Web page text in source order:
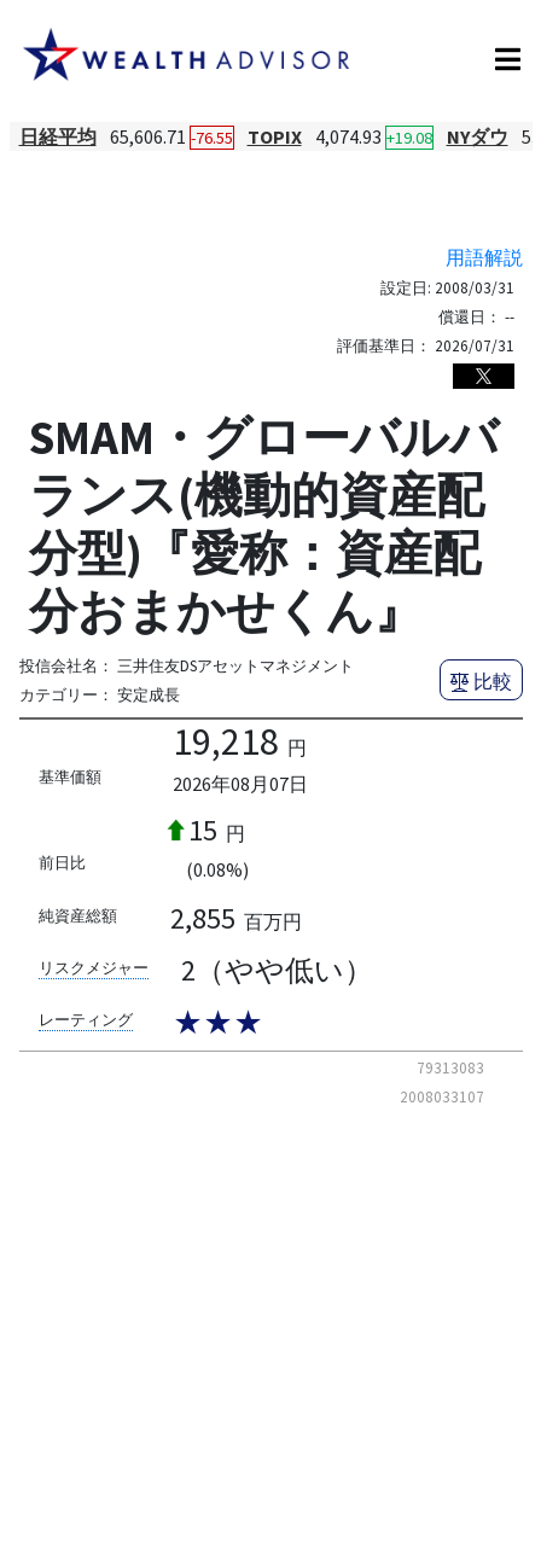
日経平均 65,606.71 -76.55 TOPIX 4,074.93 +19.08 NYダウ
用語解説
設定日: 2008/03/31
償還日： --
評価基準日： 2026/07/31
SMAM・グローバルバ
ランス(機動的資産配
分型)『愛称：資産配
分おまかせくん』
投信会社名： 三井住友DSアセットマネジメント
カテゴリー： 安定成長
比較
基準価額
19,218 円
2026年08月07日
前日比
15 円
(0.08%)
純資産総額 2,855 百万円
リスクメジャー 2（やや低い）
レーティング ★★★
79313083
2008033107